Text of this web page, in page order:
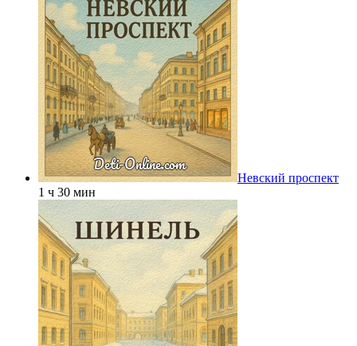
Невский проспект
1 ч 30 мин